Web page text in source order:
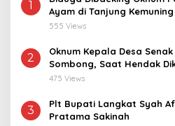
1
Ayam di Tanjung
555 Views
2
Oknum Kepala Desa
Sombong, Saat Hendak
Desa 2021-2024
475 Views
3
Plt Bupati Langkat Syah
Pratama Sakinah